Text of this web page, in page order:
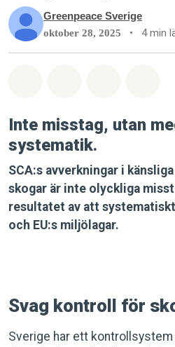
Greenpeace Sverige
oktober 28, 2025 • 4 min
Inte misstag, utan
systematik.
SCA:s avverkningar i
skogar är inte olyckliga
resultatet av att
och EU:s miljölagar.
Svag kontroll för
Sverige har ett